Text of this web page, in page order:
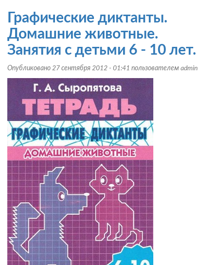
детском
саду.
Конспекты
занятий
детей
2-
7
лет
Графические диктанты.
Домашние животные.
Занятия с детьми 6 - 10 лет.
Опубликовано 27 сентября 2012 - 01:41 пользователем admin